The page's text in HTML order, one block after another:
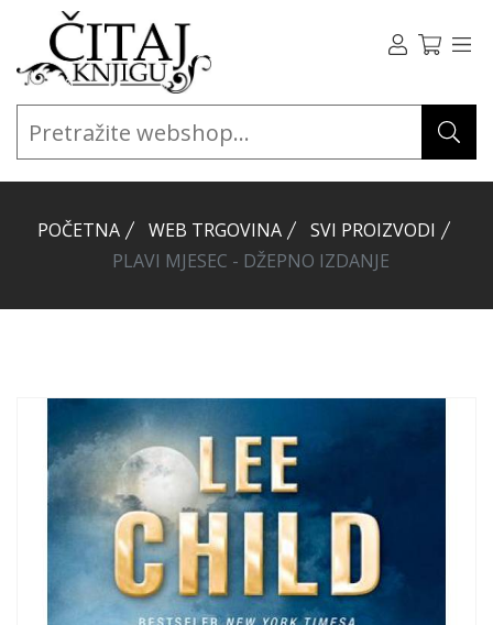
POČETNA WEB TRGOVINA
SVI PROIZVODI
PLAVI MJESEC - DŽEPNO IZDANJE